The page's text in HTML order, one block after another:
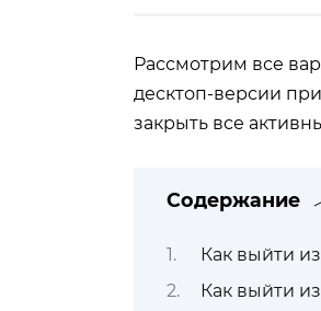
Рассмотрим все
десктоп-версии
закрыть все
Содержание
Как выйти
Как выйти